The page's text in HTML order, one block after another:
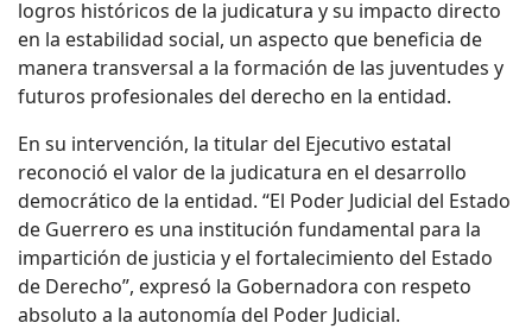
logros históricos de la judicatura y su impacto directo
en la estabilidad social, un aspecto que beneficia de
manera transversal a la formación de las juventudes y
futuros profesionales del derecho en la entidad.
En su intervención, la titular del Ejecutivo estatal
reconoció el valor de la judicatura en el desarrollo
democrático de la entidad. “El Poder Judicial del Estado
de Guerrero es una institución fundamental para la
impartición de justicia y el fortalecimiento del Estado
de Derecho”, expresó la Gobernadora con respeto
absoluto a la autonomía del Poder Judicial.